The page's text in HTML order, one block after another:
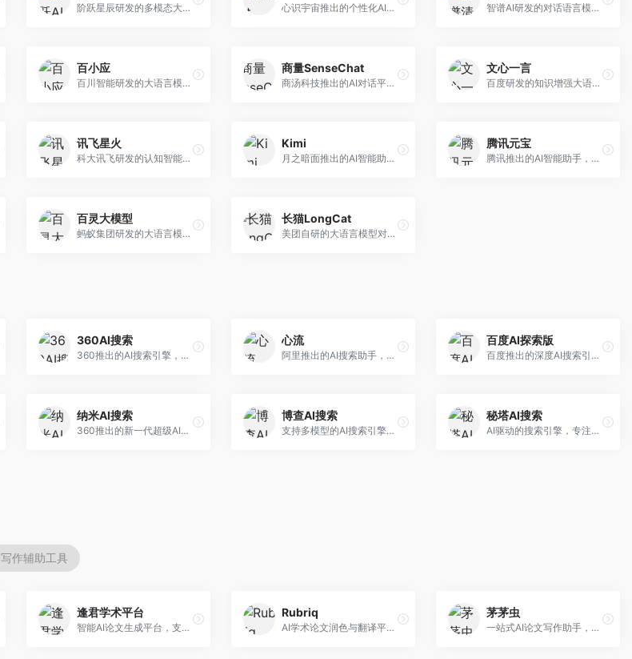
阶跃星辰研发的多模态大模型平台，支持文本、图像、视频的综合理解与生成。面向创作者和企业客户，提供内容创作、智能分析等服务，多模态能力突出。 心识宇宙推出的个性化AI伴侣，专注于情感交互和个人助理服务。面向个人用户，支持日程管理、情感陪伴、知识问答等功能，交互体验人性化。 智谱AI研发的对话语言模型，支持中英双语交互。面向中文用户和开发者，提供知识问答、代码编写、文档解读等服务，开源生态完善，学术研究背景深厚。
百小应
百川智能研发的大语言模型助手，专注于中文理解和生成。面向中文用户，提供知识问答、文本创作、代码辅助等服务，模型参数规模大，中文表达流畅自然。
商量SenseChat
商汤科技推出的AI对话平台，结合计算机视觉和自然语言处理技术。面向企业用户和开发者，支持多模态交互，视觉理解能力强，适合智能客服和内容创作场景。
文心一言
百度研发的知识增强大语言模型，深度融合百度知识图谱和搜索能力。面向中文用户，提供知识问答、文本创作、逻辑推理等服务，中文语境理解准确，知识覆盖面广。
讯飞星火
科大讯飞研发的认知智能大模型，深度融合语音识别和自然语言处理技术。面向企业用户和教育领域，提供语音交互、文档处理、代码生成等服务，中文语音识别准确率高。
Kimi
月之暗面推出的AI智能助手，核心优势在于超长文本处理能力，支持20万字以上文档分析。面向学术研究者、职场人士和内容创作者，提供文档解读、PPT生成、联网搜索等综合服务。
腾讯元宝
腾讯推出的AI智能助手，整合微信生态和腾讯云服务。面向普通用户和企业客户，支持文档解析、图像理解、联网搜索等功能，与腾讯产品无缝衔接，办公协作便捷。
百灵大模型
蚂蚁集团研发的大语言模型平台，专注于金融科技和企业服务。面向金融机构和企业客户，提供智能客服、风险分析、文档处理等服务，金融场景理解深入。
长猫LongCat
美团自研的大语言模型对话平台，专注于本地生活服务场景。面向美团生态用户，提供智能推荐、服务问答等功能，本地生活知识覆盖全面。
360AI搜索
360推出的AI搜索引擎，专注于安全智能搜索。面向普通用户，提供智能问答、网页搜索、内容整理等服务，安全防护能力强。
心流
阿里推出的AI搜索助手，专注于智能信息获取。面向普通用户，提供智能搜索、内容整理、知识问答等服务，与阿里生态深度整合。
百度AI探索版
百度推出的深度AI搜索引擎，整合百度知识图谱。面向中文用户，提供智能问答、知识探索、内容生成等服务，知识覆盖面广。
纳米AI搜索
360推出的新一代超级AI搜索，深度整合360搜索资源。面向普通用户，提供智能问答、多模态搜索、内容生成等服务，安全可靠。
博查AI搜索
支持多模型的AI搜索引擎，整合多种大模型能力。面向AI爱好者，提供多模型搜索、答案对比、深度分析等服务，模型选择灵活。
秘塔AI搜索
AI驱动的搜索引擎，专注于无广告直达结果。面向研究者和信息获取需求者，提供深度搜索、来源标注、答案整理等服务，搜索结果干净准确，信息可信度高。
写作辅助工具
逢君学术平台
智能AI论文生成平台，支持查重检测。面向高校学生和研究人员，提供论文选题、内容生成、查重修改等一站式服务，学术写作流程完整。
Rubriq
AI学术论文润色与翻译平台。面向国际期刊投稿者，提供论文润色、翻译、格式调整等服务，支持多语言，学术表达专业规范。
茅茅虫
一站式AI论文写作助手，覆盖学术写作全场景。面向高校学生和科研人员，提供开题报告、文献综述、论文正文等写作服务，支持多学科多类型论文，操作简便。